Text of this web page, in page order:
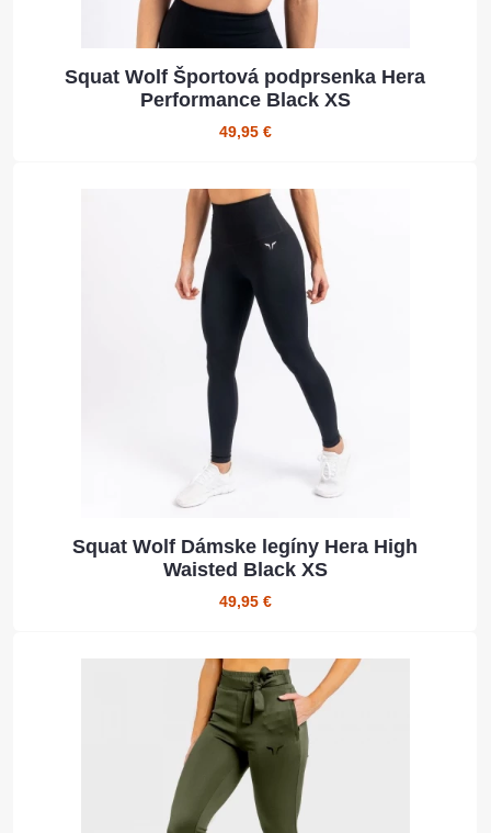
Squat Wolf Športová podprsenka Hera
Performance Black XS
49,95 €
Squat Wolf Dámske legíny Hera High
Waisted Black XS
49,95 €